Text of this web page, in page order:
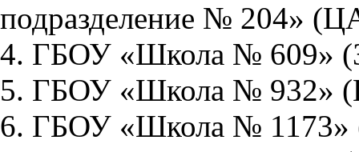
подразделение № 204»
4. ГБОУ «Школа № 609»
5. ГБОУ «Школа № 932»
6. ГБОУ «Школа №